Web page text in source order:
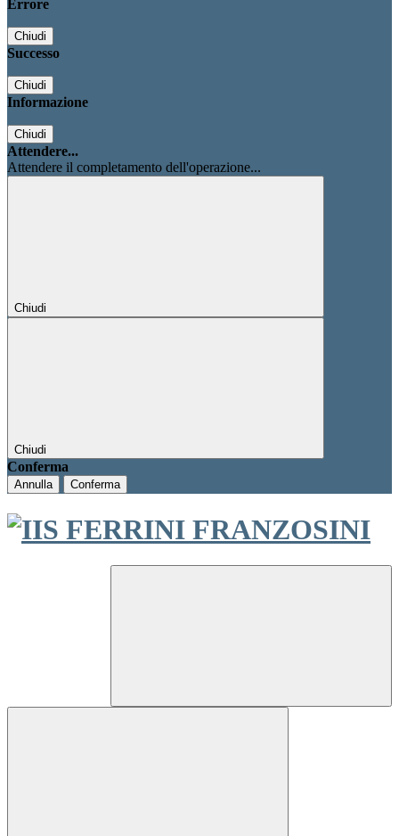
Errore
Chiudi
Successo
Chiudi
Informazione
Chiudi
Attendere...
Attendere il completamento dell'operazione...
Chiudi
Chiudi
Conferma
Annulla Conferma